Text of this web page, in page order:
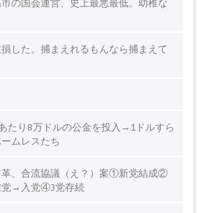
の国会運営、史上最悪最低。幼稚な
した。捕まえれるもんなら捕まえて
たり8万ドルの公金を投入→1ドルすら
ムレスたち
革、合流協議（え？）案①新党結成②
→入党④3党存続